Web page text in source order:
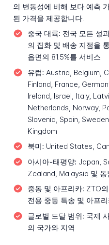
의 변동성에 비해 보다 예측
된 가격을 제공합니다.
중국 대륙: 전국 모든 성
의 집화 및 배송 지점을
읍면의 81.5%를 서비스
유럽: Austria, Belgium,
Finland, France,
Ireland, Israel, Italy,
Netherlands, Norway,
Slovenia, Spain,
Kingdom
북미: United States,
아시아-태평양: Japan,
Zealand, Malaysia 및
중동 및 아프리카: ZTO
전용 중동 특송 및 아프
글로벌 도달 범위: 국제
의 국가와 지역